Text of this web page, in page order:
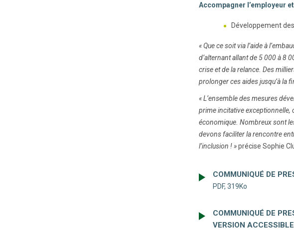
Accompagner l’employeur
Développement
« Que ce soit via l’aide à
d’alternant allant de 5 000 à 8
crise et de la relance. Des
prolonger ces aides jusqu’à la
« L’ensemble des mesures
prime incitative exceptionnelle,
économique. Nombreux sont
devons faciliter la rencontre
l’inclusion ! »précise Sophie
COMMUNIQUÉ DE
PDF, 319Ko
COMMUNIQUÉ DE
VERSION ACCESSIBLE